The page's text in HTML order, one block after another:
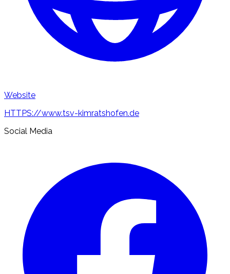
Website
HTTPS://www.tsv-kimratshofen.de
Social Media